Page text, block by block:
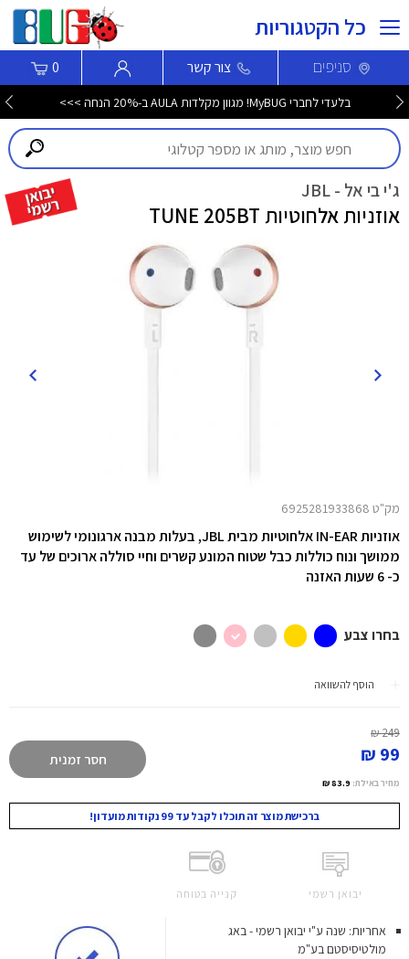
כל הקטגוריות
סניפים צור קשר 0
בלעדי לחברי MyBUG! מגוון מקלדות AULA ב-20% הנחה >>>
ג'י בי אל - JBL
אוזניות אלחוטיות TUNE 205BT
מק"ט 6925281933868
אוזניות IN-EAR אלחוטיות מבית JBL, בעלות מבנה ארגונומי לשימוש
ממושך ונוח כוללות כבל שטוח המונע קשרים וחיי סוללה ארוכים של עד
כ- 6 שעות האזנה
בחרו צבע
הוסף להשוואה
249 ₪
99 ₪
מחיר באילת: 83.9 ₪
חסר זמנית
ברכישת מוצר זה תוכלו לקבל עד 99 נקודות מועדון!
יבואן רשמי קנייה בטוחה
אחריות: שנה ע"י יבואן רשמי - באג
מולטיסיסטם בע"מ